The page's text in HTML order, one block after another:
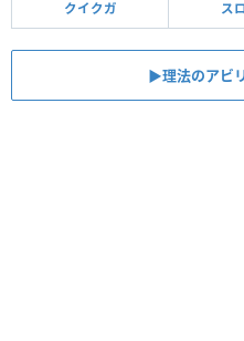
クイクガ ス
▶︎理法のアビ